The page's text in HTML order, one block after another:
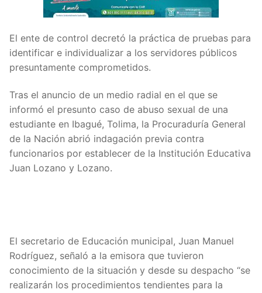
El ente de control decretó la práctica de pruebas para
identificar e individualizar a los servidores públicos
presuntamente comprometidos.
Tras el anuncio de un medio radial en el que se
informó el presunto caso de abuso sexual de una
estudiante en Ibagué, Tolima, la Procuraduría General
de la Nación abrió indagación previa contra
funcionarios por establecer de la Institución Educativa
Juan Lozano y Lozano.
El secretario de Educación municipal, Juan Manuel
Rodríguez, señaló a la emisora que tuvieron
conocimiento de la situación y desde su despacho “se
realizarán los procedimientos tendientes para la